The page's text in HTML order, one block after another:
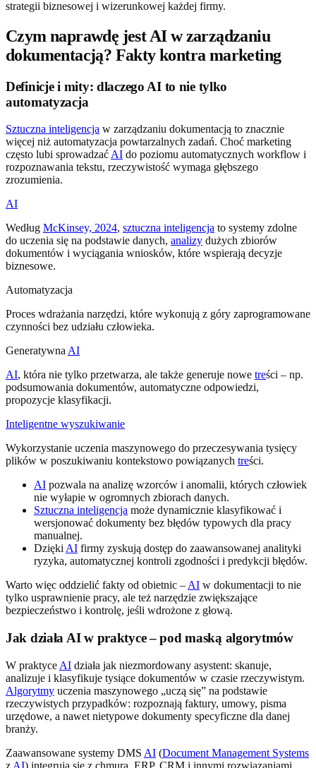
strategii biznesowej i wizerunkowej każdej firmy.
Czym naprawdę jest AI w zarządzaniu
dokumentacją? Fakty kontra marketing
Definicje i mity: dlaczego AI to nie tylko
automatyzacja
Sztuczna inteligencja w zarządzaniu dokumentacją to znacznie
więcej niż automatyzacja powtarzalnych zadań. Choć marketing
często lubi sprowadzać AI do poziomu automatycznych workflow i
rozpoznawania tekstu, rzeczywistość wymaga głębszego
zrozumienia.
AI
Według McKinsey, 2024, sztuczna inteligencja to systemy zdolne
do uczenia się na podstawie danych, analizy dużych zbiorów
dokumentów i wyciągania wniosków, które wspierają decyzje
biznesowe.
Automatyzacja
Proces wdrażania narzędzi, które wykonują z góry zaprogramowane
czynności bez udziału człowieka.
Generatywna AI
AI, która nie tylko przetwarza, ale także generuje nowe treści – np.
podsumowania dokumentów, automatyczne odpowiedzi,
propozycje klasyfikacji.
Inteligentne wyszukiwanie
Wykorzystanie uczenia maszynowego do przeczesywania tysięcy
plików w poszukiwaniu kontekstowo powiązanych treści.
AI pozwala na analizę wzorców i anomalii, których człowiek
nie wyłapie w ogromnych zbiorach danych.
Sztuczna inteligencja może dynamicznie klasyfikować i
wersjonować dokumenty bez błędów typowych dla pracy
manualnej.
Dzięki AI firmy zyskują dostęp do zaawansowanej analityki
ryzyka, automatycznej kontroli zgodności i predykcji błędów.
Warto więc oddzielić fakty od obietnic – AI w dokumentacji to nie
tylko usprawnienie pracy, ale też narzędzie zwiększające
bezpieczeństwo i kontrolę, jeśli wdrożone z głową.
Jak działa AI w praktyce – pod maską algorytmów
W praktyce AI działa jak niezmordowany asystent: skanuje,
analizuje i klasyfikuje tysiące dokumentów w czasie rzeczywistym.
Algorytmy uczenia maszynowego „uczą się” na podstawie
rzeczywistych przypadków: rozpoznają faktury, umowy, pisma
urzędowe, a nawet nietypowe dokumenty specyficzne dla danej
branży.
Zaawansowane systemy DMS AI (Document Management Systems
z AI) integrują się z chmurą, ERP, CRM i innymi rozwiązaniami,